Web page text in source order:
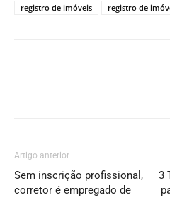
registro de imóveis
registro de
Artigo anterior
Sem inscrição profissional,
corretor é empregado de
3